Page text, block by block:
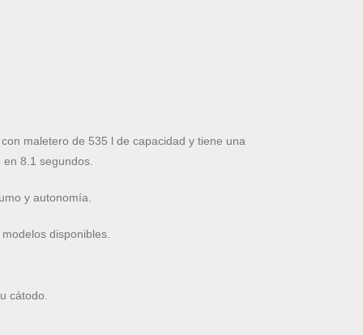
maletero de 535 l de capacidad y tiene una
8.1 segundos.
y autonomía.
disponibles.
cátodo.